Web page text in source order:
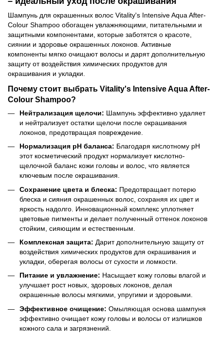
Шампунь для окрашенных волос Vitality's Intensive Aqua After-
Colour Shampoo обогащен увлажняющими, питательными и
защитными компонентами, которые заботятся о красоте,
сиянии и здоровье окрашенных локонов. Активные
компоненты мягко очищают волосы и дарят дополнительную
защиту от воздействия химических продуктов для
окрашивания и укладки.
Почему стоит выбрать Vitality's Intensive Aqua After-
Colour Shampoo?
Нейтрализация щелочи: Шампунь эффективно удаляет
и нейтрализует остатки щелочи после окрашивания
локонов, предотвращая повреждение.
Нормализация pH баланса: Благодаря кислотному pH
этот косметический продукт нормализует кислотно-
щелочной баланс кожи головы и волос, что является
ключевым после окрашивания.
Сохранение цвета и блеска: Предотвращает потерю
блеска и сияния окрашенных волос, сохраняя их цвет и
яркость надолго. Инновационный комплекс уплотняет
цветовые пигменты и делает полученный оттенок локонов
стойким, сияющим и естественным.
Комплексная защита: Дарит дополнительную защиту от
воздействия химических продуктов для окрашивания и
укладки, оберегая волосы от сухости и ломкости.
Питание и увлажнение: Насыщает кожу головы влагой и
улучшает рост новых, здоровых локонов, делая
окрашенные волосы мягкими, упругими и здоровыми.
Эффективное очищение: Омыляющая основа шампуня
эффективно очищает кожу головы и волосы от излишков
кожного сала и загрязнений.